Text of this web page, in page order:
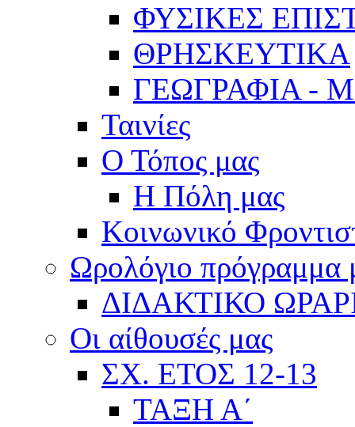
ΦΥΣΙΚΕΣ
ΘΡΗΣΚΕΥΤΙΚΑ
ΓΕΩΓΡΑΦΙΑ -
Ταινίες
Ο Τόπος μας
Η Πόλη μας
Κοινωνικό
Ωρολόγιο πρόγραμμα
ΔΙΔΑΚΤΙΚΟ
Οι αίθουσές μας
ΣΧ. ΕΤΟΣ 12-13
ΤΑΞΗ Α΄